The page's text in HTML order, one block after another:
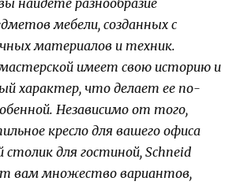
мебели, созданных с
материалов и техник.
имеет свою историю и
характер, что делает ее по-
Независимо от того,
кресло для вашего офиса
столик для гостиной, Schneid
вам множество вариантов,